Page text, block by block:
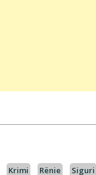
Krimi Rënie Siguri